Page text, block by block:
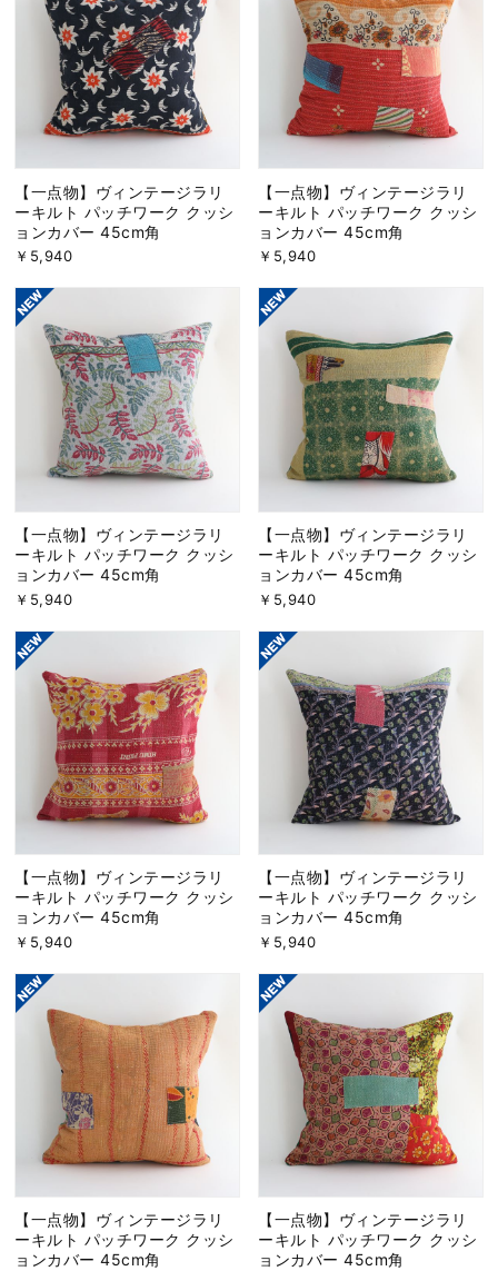
【一点物】ヴィンテージラリ
ーキルト パッチワーク クッシ
ョンカバー 45cm角
￥5,940
【一点物】ヴィンテージラリ
ーキルト パッチワーク クッシ
ョンカバー 45cm角
￥5,940
【一点物】ヴィンテージラリ
ーキルト パッチワーク クッシ
ョンカバー 45cm角
￥5,940
【一点物】ヴィンテージラリ
ーキルト パッチワーク クッシ
ョンカバー 45cm角
￥5,940
【一点物】ヴィンテージラリ
ーキルト パッチワーク クッシ
ョンカバー 45cm角
￥5,940
【一点物】ヴィンテージラリ
ーキルト パッチワーク クッシ
ョンカバー 45cm角
￥5,940
【一点物】ヴィンテージラリ
ーキルト パッチワーク クッシ
ョンカバー 45cm角
【一点物】ヴィンテージラリ
ーキルト パッチワーク クッシ
ョンカバー 45cm角